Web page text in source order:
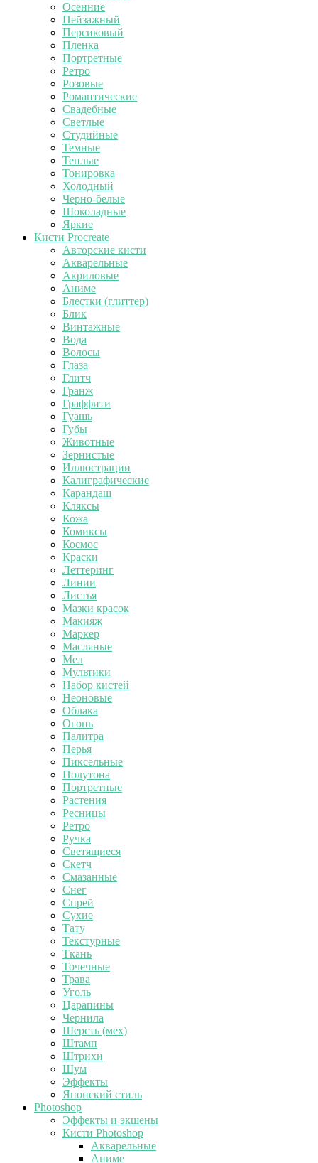
Осенние
Пейзажный
Персиковый
Пленка
Портретные
Ретро
Розовые
Романтические
Свадебные
Светлые
Студийные
Темные
Теплые
Тонировка
Холодный
Черно-белые
Шоколадные
Яркие
Кисти Procreate
Авторские кисти
Акварельные
Акриловые
Аниме
Блестки (глиттер)
Блик
Винтажные
Вода
Волосы
Глаза
Глитч
Гранж
Граффити
Гуашь
Губы
Животные
Зернистые
Иллюстрации
Калиграфические
Карандаш
Кляксы
Кожа
Комиксы
Космос
Краски
Леттеринг
Линии
Листья
Мазки красок
Макияж
Маркер
Масляные
Мел
Мультики
Набор кистей
Неоновые
Облака
Огонь
Палитра
Перья
Пиксельные
Полутона
Портретные
Растения
Ресницы
Ретро
Ручка
Светящиеся
Скетч
Смазанные
Снег
Спрей
Сухие
Тату
Текстурные
Ткань
Точечные
Трава
Уголь
Царапины
Чернила
Шерсть (мех)
Штамп
Штрихи
Шум
Эффекты
Японский стиль
Photoshop
Эффекты и экшены
Кисти Photoshop
Акварельные
Аниме